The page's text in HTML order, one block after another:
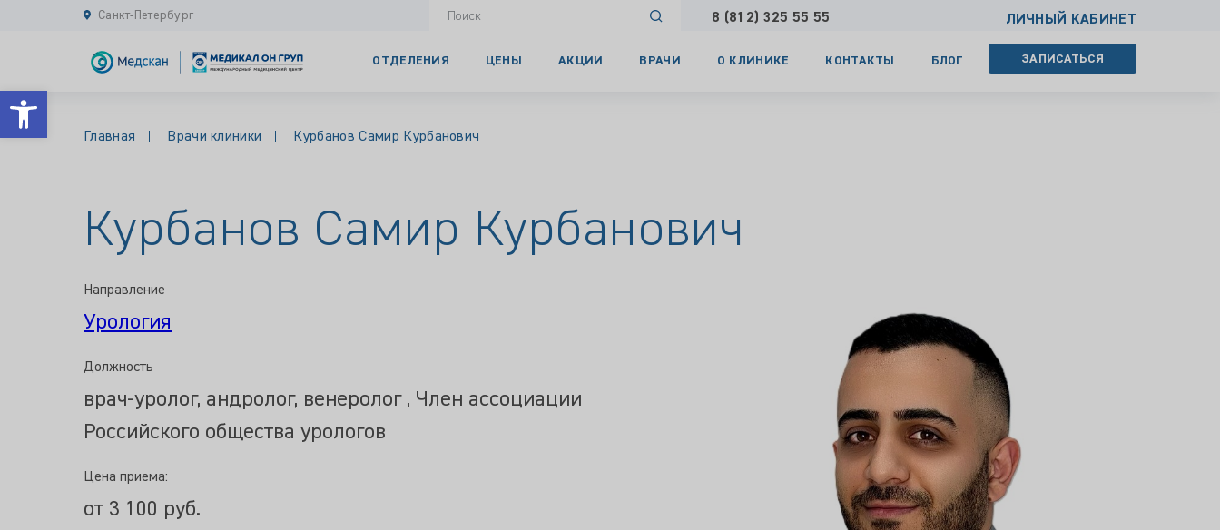
Открыть панель инструментов
Санкт-Петербург 8 (812) 325 55 55 ЛИЧНЫЙ КАБИНЕТ
ОТДЕЛЕНИЯ ЦЕНЫ АКЦИИ ВРАЧИ О КЛИНИКЕ КОНТАКТЫ БЛОГ ЗАПИСАТЬСЯ
Главная Врачи клиники Курбанов Самир Курбанович
Курбанов Самир Курбанович
Направление
Урология
Должность
врач-уролог, андролог, венеролог , Член ассоциации
Российского общества урологов
Цена приема:
от 3 100 руб.